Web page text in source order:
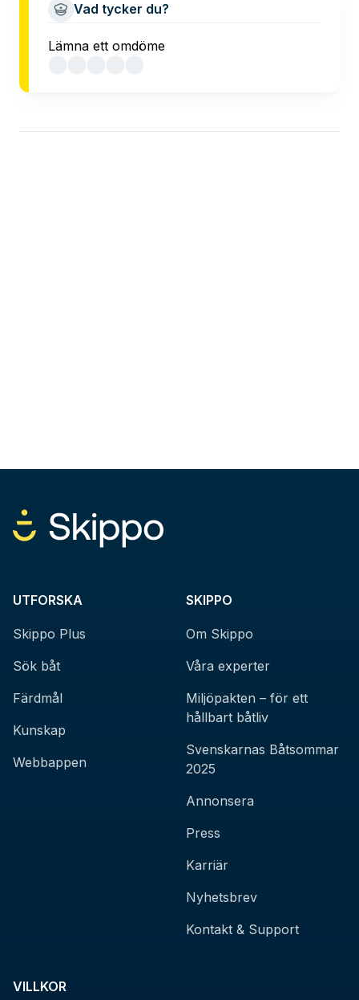
Vad tycker du?
Lämna ett omdöme
UTFORSKA
Skippo Plus
Sök båt
Färdmål
Kunskap
Webbappen
SKIPPO
Om Skippo
Våra experter
Miljöpakten – för ett
hållbart båtliv
Svenskarnas Båtsommar
2025
Annonsera
Press
Karriär
Nyhetsbrev
Kontakt & Support
VILLKOR